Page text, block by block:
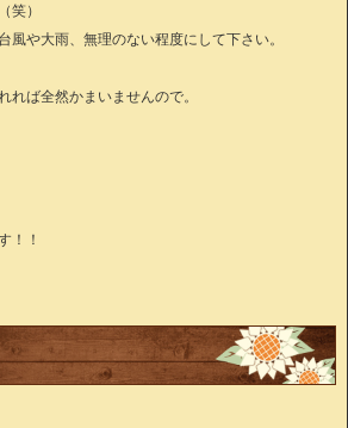
笑）
風や大雨、無理のない程度にして下さい。
れば全然かまいませんので。
！！